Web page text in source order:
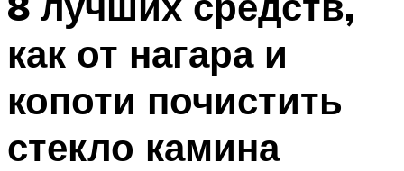
как от нагара и
копоти почистить
стекло камина